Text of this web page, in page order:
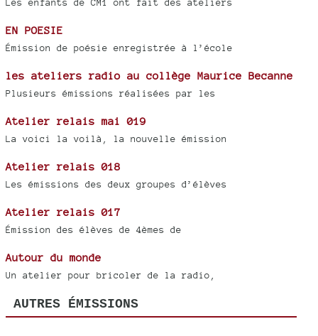
Les enfants de CM1 ont fait des ateliers
EN POESIE
Émission de poésie enregistrée à l’école
les ateliers radio au collège Maurice Becanne
Plusieurs émissions réalisées par les
Atelier relais mai 019
La voici la voilà, la nouvelle émission
Atelier relais 018
Les émissions des deux groupes d’élèves
Atelier relais 017
Émission des élèves de 4èmes de
Autour du monde
Un atelier pour bricoler de la radio,
AUTRES ÉMISSIONS